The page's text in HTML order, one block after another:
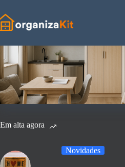
para
o
conteúdo
Em alta agora
Novidades